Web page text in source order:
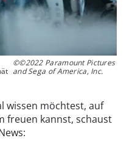
©©2022 Paramount Pictures
and Sega of America, Inc.
wissen möchtest, auf
freuen kannst, schaust